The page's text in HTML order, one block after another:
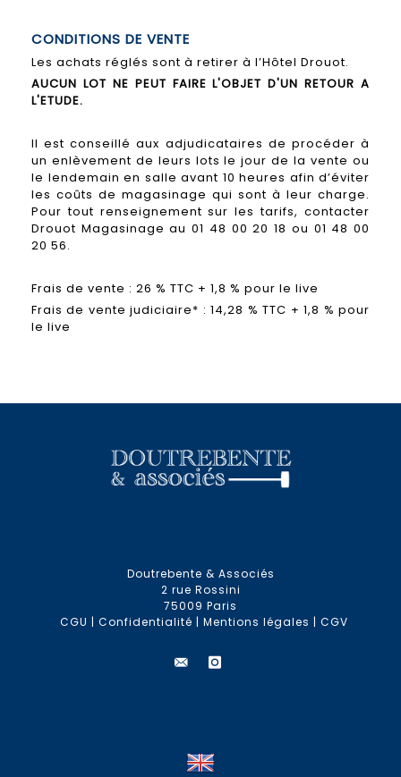
CONDITIONS DE VENTE
Les achats réglés sont à retirer à l’Hôtel Drouot.
AUCUN LOT NE PEUT FAIRE L'OBJET D'UN RETOUR A
L'ETUDE.
Il est conseillé aux adjudicataires de procéder à
un enlèvement de leurs lots le jour de la vente ou
le lendemain en salle avant 10 heures afin d’éviter
les coûts de magasinage qui sont à leur charge.
Pour tout renseignement sur les tarifs, contacter
Drouot Magasinage au 01 48 00 20 18 ou 01 48 00
20 56.
Frais de vente : 26 % TTC + 1,8 % pour le live
Frais de vente judiciaire* : 14,28 % TTC + 1,8 % pour
le live
Doutrebente & Associés
2 rue Rossini
75009 Paris
CGU | Confidentialité | Mentions légales | CGV